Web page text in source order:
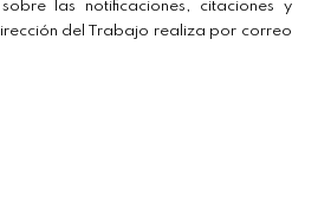
las notificaciones, citaciones y
del Trabajo realiza por correo